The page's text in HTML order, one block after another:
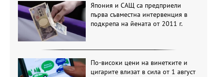
Япония и САЩ са предприели
първа съвместна интервенция в
подкрепа на йената от 2011 г.
По-високи цени на винетките и
цигарите влизат в сила от 1 август